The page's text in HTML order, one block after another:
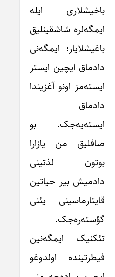
باخیشلاری ایله
ایمگه‌لره شاشقینلیق
باغیشلایار؛ ایمگه‌نی
دادماق ایچین ایستر
ایسته‌مز اونو آغزیندا
دادماق
ایسته‌یه‌جک. بو
صافلیق من یازارا
بوتون لذتینی
دادمیش بیر حیاتین
قایتارماسینی یئنی
گؤسته‌ره‌جک.
تئکنیک ایمگه‌نین
فیطرتینده اولدوغو